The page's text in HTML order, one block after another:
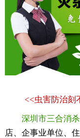
<<虫害防治刻
深圳市三合消
店、企事业单位、